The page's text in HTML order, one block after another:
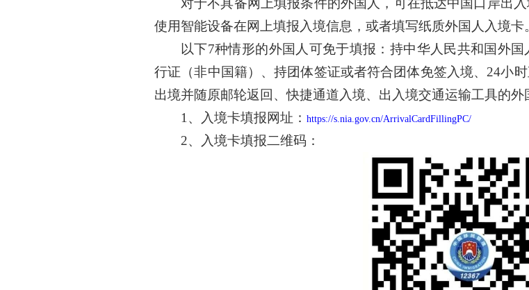
对于不具备网上填报条件的外国人，可在抵达中国口岸出
使用智能设备在网上填报入境信息，或者填写纸质外国人入境卡
以下7种情形的外国人可免于填报：持中华人民共和国外
行证（非中国籍）、持团体签证或者符合团体免签入境、24小
出境并随原邮轮返回、快捷通道入境、出入境交通运输工具的外
1、入境卡填报网址： https://s.nia.gov.cn/ArrivalCardFillingPC/
2、入境卡填报二维码：